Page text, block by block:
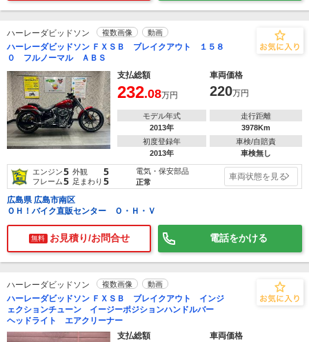
ハーレーダビッドソン 複数画像 動画
ハーレーダビッドソン ＦＸＳＢ ブレイクアウト １５８
０ フルノーマル ＡＢＳ
支払総額
車両価格
232.08万円 220万円
モデル年式
2013年
走行距離
3978Km
初度登録年
2013年
車検/自賠責
車検無し
エンジン5 外観 5
フレーム5 足まわり 5
電気・保安部品
正常
車両状態を見る
広島県 広島市南区
ＯＨ！バイク直販センター Ｏ・Ｈ・Ｖ
無料 お見積り/お問合せ 電話をかける
ハーレーダビッドソン 複数画像 動画
ハーレーダビッドソン ＦＸＳＢ ブレイクアウト インジ
ェクションチューン イージーポジションハンドルバー
ヘッドライト エアクリーナー
支払総額
車両価格